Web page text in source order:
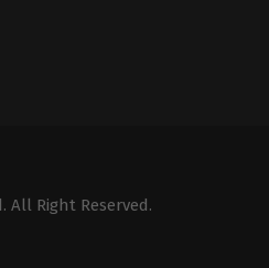
All Right Reserved.